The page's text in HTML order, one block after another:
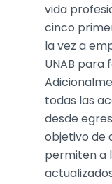
vida
cinco
la vez a
UNAB para
todas las
desde
objetivo de
permiten a